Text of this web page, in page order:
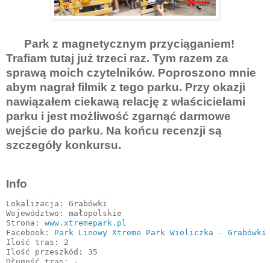
Park z magnetycznym przyciąganiem!
Trafiam tutaj już trzeci raz. Tym razem za
sprawą moich czytelników. Poproszono mnie
abym nagrał filmik z tego parku. Przy okazji
nawiązałem ciekawą relację z właścicielami
parku i jest możliwość zgarnąć darmowe
wejście do parku. Na końcu recenzji są
szczegóły konkursu.
Info
Lokalizacja: Grabówki
Województwo: małopolskie
Strona: www.xtremepark.pl
Facebook: Park Linowy Xtreme Park Wieliczka - Grabówki
Ilość tras: 2
Ilość przeszkód: 35